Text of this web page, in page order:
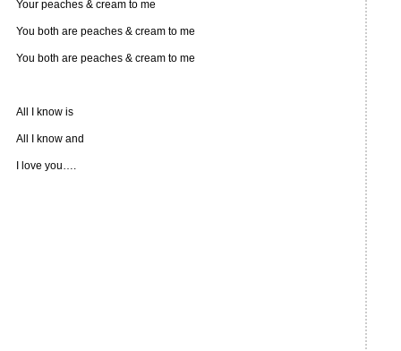
Your peaches & cream to me
You both are peaches & cream to me
You both are peaches & cream to me
All I know is
All I know and
I love you….